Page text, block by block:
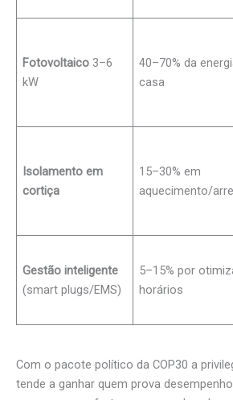
Fotovoltaico 3–6
kW
40–70% da
casa
Isolamento em
cortiça
15–30% em
aquecimento/
Gestão inteligente
(smart plugs/EMS)
5–15% por
horários
Com o pacote político da COP30 a
tende a ganhar quem prova